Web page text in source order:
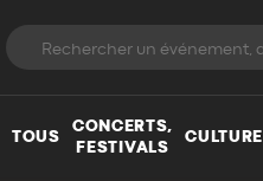
TOUS
CONCERTS,
FESTIVALS
CULTURE